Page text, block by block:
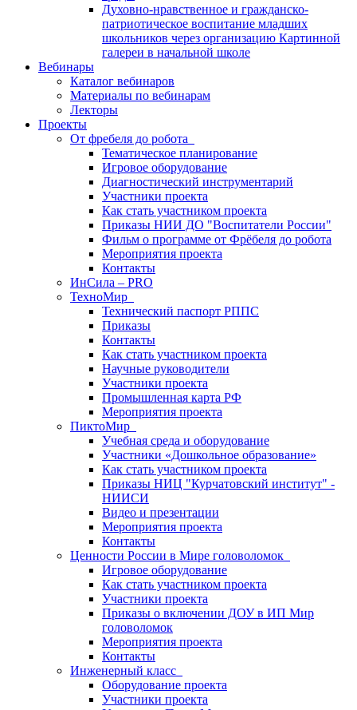
Духовно-нравственное и гражданско-
патриотическое воспитание младших
школьников через организацию Картинной
галереи в начальной школе
Вебинары
Каталог вебинаров
Материалы по вебинарам
Лекторы
Проекты
От фребеля до робота
Тематическое планирование
Игровое оборудование
Диагностический инструментарий
Участники проекта
Как стать участником проекта
Приказы НИИ ДО "Воспитатели России"
Фильм о программе от Фрёбеля до робота
Мероприятия проекта
Контакты
ИнСила – PRO
ТехноМир
Технический паспорт РППС
Приказы
Контакты
Как стать участником проекта
Научные руководители
Участники проекта
Промышленная карта РФ
Мероприятия проекта
ПиктоМир
Учебная среда и оборудование
Участники «Дошкольное образование»
Как стать участником проекта
Приказы НИЦ "Курчатовский институт" -
НИИСИ
Видео и презентации
Мероприятия проекта
Контакты
Ценности России в Мире головоломок
Игровое оборудование
Как стать участником проекта
Участники проекта
Приказы о включении ДОУ в ИП Мир
головоломок
Мероприятия проекта
Контакты
Инженерный класс
Оборудование проекта
Участники проекта